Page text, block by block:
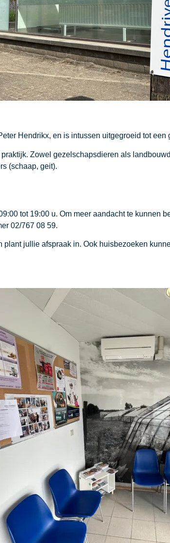
Hendrikx, en is intussen uitgegroeid tot
Zowel gezelschapsdieren als
(schaap, geit).
tot 19:00 u. Om meer aandacht te kunnen
02/767 08 59.
jullie afspraak in. Ook huisbezoeken